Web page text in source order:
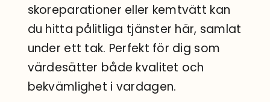
VÅRD OCH HÄLSA
Sök
skoreparationer eller kemtvätt kan
du hitta pålitliga tjänster här, samlat
under ett tak. Perfekt för dig som
värdesätter både kvalitet och
bekvämlighet i vardagen.